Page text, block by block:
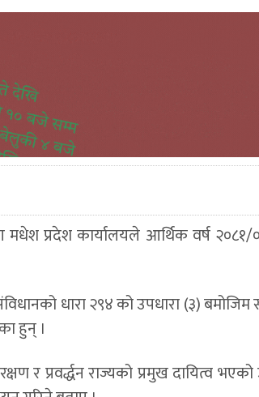
मधेश प्रदेश कार्यालयले आर्थिक वर्ष
धारा २९४ को उपधारा (३) बमोजिम
हुन् ।
र प्रवर्द्धन राज्यको प्रमुख दायित्व